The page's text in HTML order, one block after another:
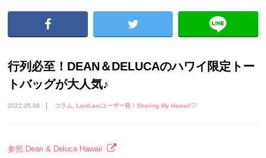
行列必至！DEAN＆DELUCAのハワイ限定トー
トバッグが大人気♪
2022.05.08 コラム LaniLaniユーザー発！Sharing My Hawaii♡
参照:Dean & Deluca Hawaii